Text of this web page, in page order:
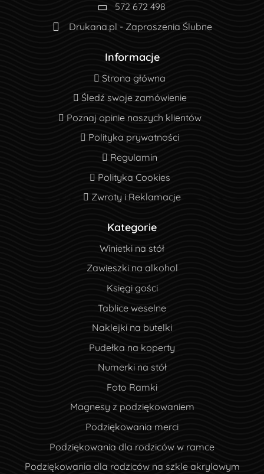
572 672 498
Drukana.pl - Zaproszenia Ślubne
Informacje
Strona główna
Strona główna
Śledź swoje zamówienie
Śledź swoje zamówienie
Poznaj opinie naszych klientów
Poznaj opinie naszych klientów
Polityka prywatności
Polityka prywatności
Regulamin
Regulamin
Polityka Cookies
Polityka Cookies
Zwroty i Reklamacje
Zwroty i Reklamacje
Kategorie
Winietki na stół
Zawieszki na alkohol
Księgi gości
Tablice weselne
Naklejki na butelki
Pudełka na koperty
Numerki na stół
Foto Ramki
Magnesy z podziękowaniem
Podziękowania merci
Podziękowania dla rodziców w ramce
Podziękowania dla rodziców na szkle akrylowym